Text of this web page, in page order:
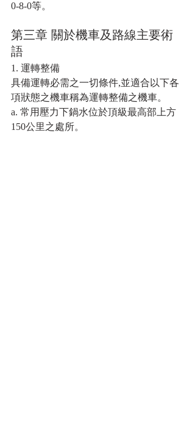
0-8-0等。
第三章 關於機車及路線主要術
語
1. 運轉整備
具備運轉必需之一切條件,並適合以下各
項狀態之機車稱為運轉整備之機車。
a. 常用壓力下鍋水位於頂級最高部上方
150公里之處所。